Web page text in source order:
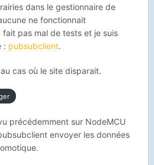
dans le gestionnaire de
ne fonctionnait
fait pas mal de tests et je suis
: pubsubclient.
cas où le site disparait.
précédemment sur NodeMCU
envoyer les données